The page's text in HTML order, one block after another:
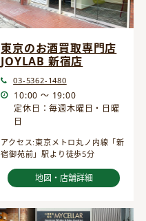
東京のお酒買取専門店
JOYLAB 新宿店
03-5362-1480
10:00 ～ 19:00
定休日：毎週木曜日・日曜
日
アクセス:東京メトロ丸ノ内線「新
宿御苑前」駅より徒歩5分
地図・店舗詳細